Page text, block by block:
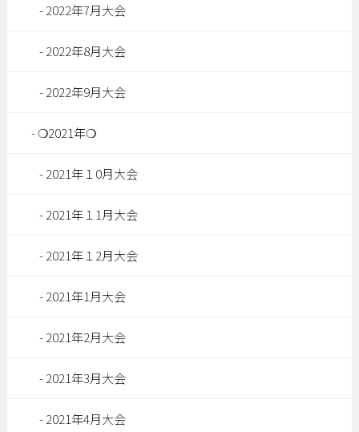
2022年7月大会
2022年8月大会
2022年9月大会
❍2021年❍
2021年１0月大会
2021年１1月大会
2021年１2月大会
2021年1月大会
2021年2月大会
2021年3月大会
2021年4月大会